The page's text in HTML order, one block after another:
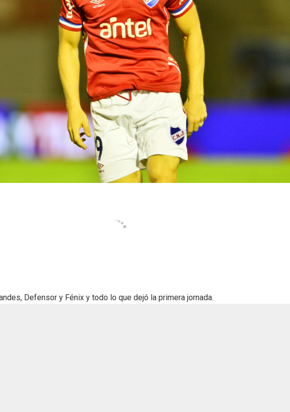
Defensor y Fénix y todo lo que dejó la primera jornada.